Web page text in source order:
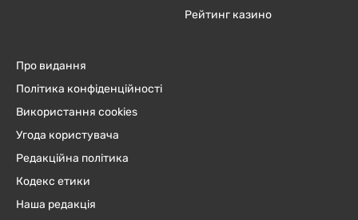
Рейтинг казино
Про видання
Політика конфіденційності
Використання cookies
Угода користувача
Редакційна політика
Кодекс етики
Наша редакція